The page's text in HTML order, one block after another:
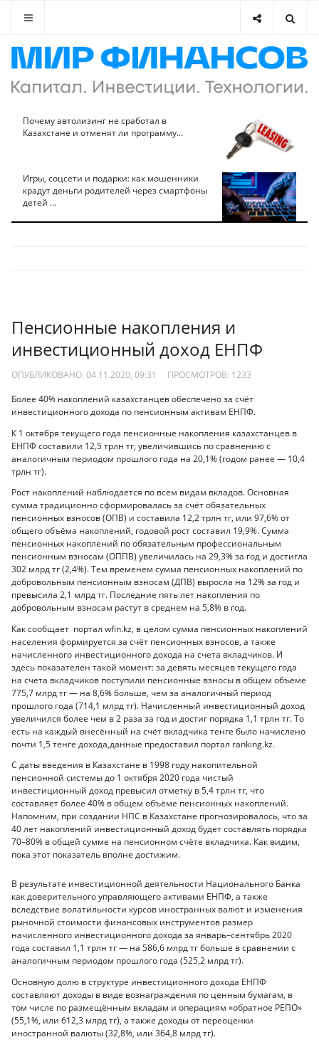
Почему автолизинг не сработал в
Казахстане и отменят ли программу...
Игры, соцсети и подарки: как мошенники
крадут деньги родителей через смартфоны
детей ...
Пенсионные накопления и
инвестиционный доход ЕНПФ
ОПУБЛИКОВАНО: 04.11.2020, 09:31 ПРОСМОТРОВ: 1233
Более 40% накоплений казахстанцев обеспечено за счёт
инвестиционного дохода по пенсионным активам ЕНПФ.
К 1 октября текущего года пенсионные накопления казахстанцев в
ЕНПФ составили 12,5 трлн тг, увеличившись по сравнению с
аналогичным периодом прошлого года на 20,1% (годом ранее — 10,4
трлн тг).
Рост накоплений наблюдается по всем видам вкладов. Основная
сумма традиционно сформировалась за счёт обязательных
пенсионных взносов (ОПВ) и составила 12,2 трлн тг, или 97,6% от
общего объёма накоплений, годовой рост составил 19,9%. Сумма
пенсионных накоплений по обязательным профессиональным
пенсионным взносам (ОППВ) увеличилась на 29,3% за год и достигла
302 млрд тг (2,4%). Тем временем сумма пенсионных накоплений по
добровольным пенсионным взносам (ДПВ) выросла на 12% за год и
превысила 2,1 млрд тг. Последние пять лет накопления по
добровольным взносам растут в среднем на 5,8% в год.
Как сообщает портал wfin.kz, в целом сумма пенсионных накоплений
населения формируется за счёт пенсионных взносов, а также
начисленного инвестиционного дохода на счета вкладчиков. И
здесь показателен такой момент: за девять месяцев текущего года
на счета вкладчиков поступили пенсионные взносы в общем объёме
775,7 млрд тг — на 8,6% больше, чем за аналогичный период
прошлого года (714,1 млрд тг). Начисленный инвестиционный доход
увеличился более чем в 2 раза за год и достиг порядка 1,1 трлн тг. То
есть на каждый внесённый на счёт вкладчика тенге было начислено
почти 1,5 тенге дохода,данные предоставил портал ranking.kz.
С даты введения в Казахстане в 1998 году накопительной
пенсионной системы до 1 октября 2020 года чистый
инвестиционный доход превысил отметку в 5,4 трлн тг, что
составляет более 40% в общем объёме пенсионных накоплений.
Напомним, при создании НПС в Казахстане прогнозировалось, что за
40 лет накоплений инвестиционный доход будет составлять порядка
70–80% в общей сумме на пенсионном счёте вкладчика. Как видим,
пока этот показатель вполне достижим.
В результате инвестиционной деятельности Национального Банка
как доверительного управляющего активами ЕНПФ, а также
вследствие волатильности курсов иностранных валют и изменения
рыночной стоимости финансовых инструментов размер
начисленного инвестиционного дохода за январь–сентябрь 2020
года составил 1,1 трлн тг — на 586,6 млрд тг больше в сравнении с
аналогичным периодом прошлого года (525,2 млрд тг).
Основную долю в структуре инвестиционного дохода ЕНПФ
составляют доходы в виде вознаграждения по ценным бумагам, в
том числе по размещённым вкладам и операциям «обратное РЕПО»
(55,1%, или 612,3 млрд тг), а также доходы от переоценки
иностранной валюты (32,8%, или 364,8 млрд тг).